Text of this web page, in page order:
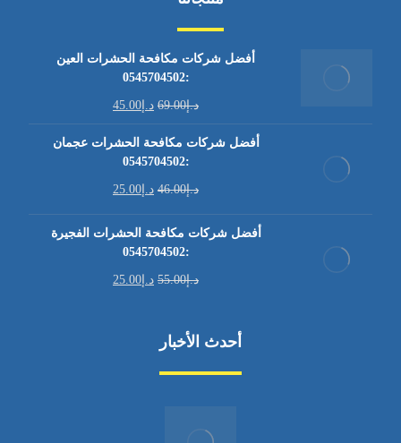
أفضل شركات مكافحة الحشرات العين
:0545704502
د.إ69.00 د.إ 45.00
أفضل شركات مكافحة الحشرات عجمان
:0545704502
د.إ46.00 د.إ 25.00
أفضل شركات مكافحة الحشرات الفجيرة
:0545704502
د.إ55.00 د.إ 25.00
أحدث الأخبار